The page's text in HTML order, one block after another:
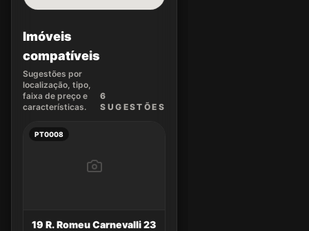
Imóveis
compatíveis
Sugestões por
localização, tipo,
faixa de preço e
características.
6
SUGEST ÕES
PT0008
19 R. Romeu Carnevalli 23